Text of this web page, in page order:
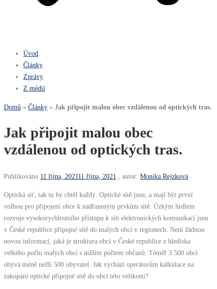
Úvod
Články
Zprávy
Z médií
Domů » Články » Jak připojit malou obec vzdálenou od optických tras.
Jak připojit malou obec
vzdálenou od optických tras.
Publikováno 11 října, 202111 října, 2021 , autor: Monika Rejzková
Optická síť, tak tu by chtěl každý. Optické sítě jsou, a mají být první
volbou pro připojení obce k nadřazeným prvkům sítě. Úzkým hrdlem
rozvoje vysokorychlostního přístupu k síti elektronických komunikací jsou
v České republice přípojné sítě do malých obcí v regionech. Není žádnou
novou informací, jaká je struktura obcí v České republice z hlediska
velkého počtu malých obcí s nižším počtem občanů. Téměř 3 500 obcí
obývá méně nežli 500 obyvatel. Jak vychází operátorům kalkulace na
zakopání optické přípojné sítě do obcí této velikosti?